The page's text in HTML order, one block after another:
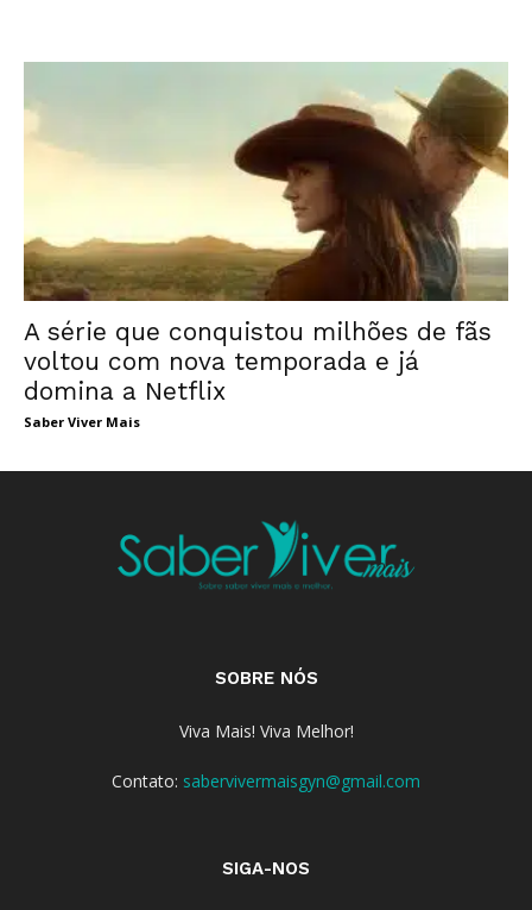
A série que conquistou milhões de fãs
voltou com nova temporada e já
domina a Netflix
Saber Viver Mais
SOBRE NÓS
Viva Mais! Viva Melhor!
Contato: sabervivermaisgyn@gmail.com
SIGA-NOS